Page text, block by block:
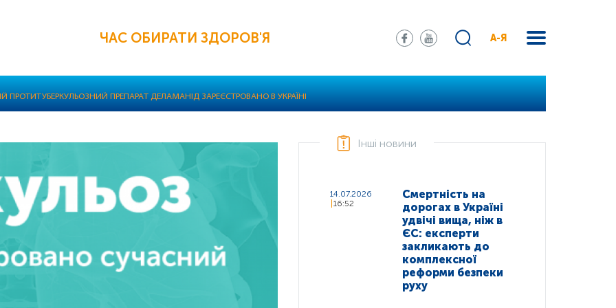
ЧАС ОБИРАТИ ЗДОРОВ'Я А-Я
ПРОТИТУБЕРКУЛЬОЗНИЙ ПРЕПАРАТ ДЕЛАМАНІД ЗАРЕЄСТРОВАНО В УКРАЇНІ
Інші новини
14.07.2026
16:52
Смертність на
дорогах в Україні
удвічі вища, ніж в
ЄС: експерти
закликають до
комплексної
реформи безпеки
руху